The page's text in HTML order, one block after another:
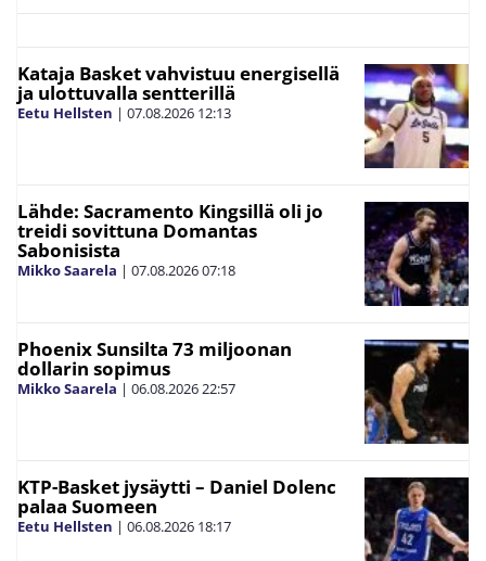
Kataja Basket vahvistuu energisellä
ja ulottuvalla sentterillä
Eetu Hellsten | 07.08.2026 12:13
Lähde: Sacramento Kingsillä oli jo
treidi sovittuna Domantas
Sabonisista
Mikko Saarela | 07.08.202607:18
Phoenix Sunsilta 73 miljoonan
dollarin sopimus
Mikko Saarela | 06.08.202622:57
KTP-Basket jysäytti – Daniel Dolenc
palaa Suomeen
Eetu Hellsten | 06.08.2026 18:17